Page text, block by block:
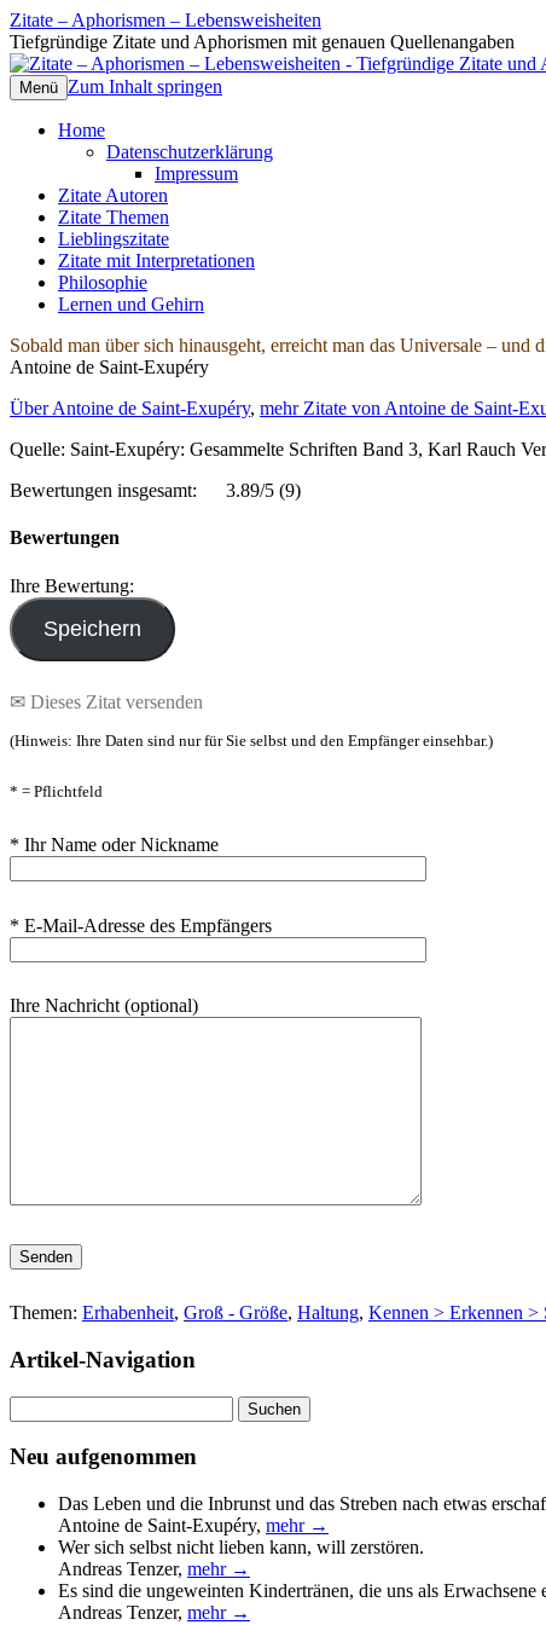
Zitate – Aphorismen – Lebensweisheiten
Tiefgründige Zitate und Aphorismen mit genauen Quellenangaben
Menü Zum Inhalt springen
Home
Datenschutzerklärung
Impressum
Zitate Autoren
Zitate Themen
Lieblingszitate
Zitate mit Interpretationen
Philosophie
Lernen und Gehirn
Sobald man über sich hinausgeht, erreicht man das Universale –
Antoine de Saint-Exupéry
Über Antoine de Saint-Exupéry, mehr Zitate von Antoine de Saint-
Quelle: Saint-Exupéry: Gesammelte Schriften Band 3, Karl Rauch
Bewertungen insgesamt:
3.89/5 (9)
Bewertungen
Ihre Bewertung:
✉ Dieses Zitat versenden
(Hinweis: Ihre Daten sind nur für Sie selbst und den Empfänger einsehbar.)
* = Pflichtfeld
* Ihr Name oder Nickname
* E-Mail-Adresse des Empfängers
Ihre Nachricht (optional)
Bitte lasse dieses Feld leer.
Themen: Erhabenheit, Groß - Größe, Haltung, Kennen > Erkennen >
Artikel-Navigation
nach:
Neu aufgenommen
Das Leben und die Inbrunst und das Streben nach etwas
Antoine de Saint-Exupéry, mehr →
Wer sich selbst nicht lieben kann, will zerstören.
Andreas Tenzer, mehr →
Es sind die ungeweinten Kindertränen, die uns als Erwachsene
Andreas Tenzer, mehr →